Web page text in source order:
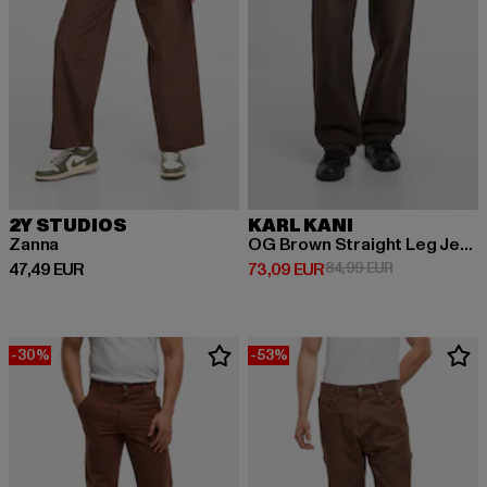
2Y STUDIOS
Zanna
47,49 EUR
Derzeitiger Preis: 47,49 EUR
KARL KANI
OG Brown Straight Leg Jeans
73,09 EUR
Derzeitiger Preis: 73,09 EUR
84,99 EURAktionspreis:
-30% -53%